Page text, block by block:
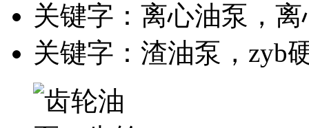
关键字：离心油泵，
关键字：渣油泵，zyb